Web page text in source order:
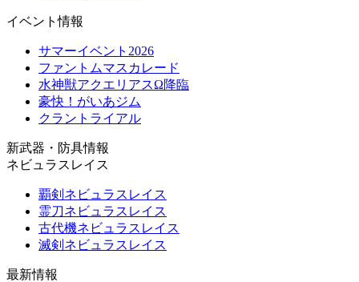
イベント情報
サマーイベント2026
ファントムマスカレード
水神獣アクエリアスΩ降臨
豪快！がいあジム
クラントライアル
新武器・防具情報
ネビュラスレイス
覇剣ネビュラスレイス
霊刀ネビュラスレイス
古代機ネビュラスレイス
滅剣ネビュラスレイス
最新情報